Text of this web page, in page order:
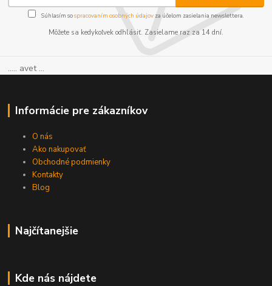
Súhlasím sospracovaním osobných údajov za účelom zasielania newslettera.
Môžete sa kedykoľvek odhlásiť. Zasielame raz za 14 dní.
..... avet ...
Informácie pre zákazníkov
O nás
Ako nakupovať
Obchodné podmienky
Kontakty
Blog
Najčítanejšie
Kde nás nájdete